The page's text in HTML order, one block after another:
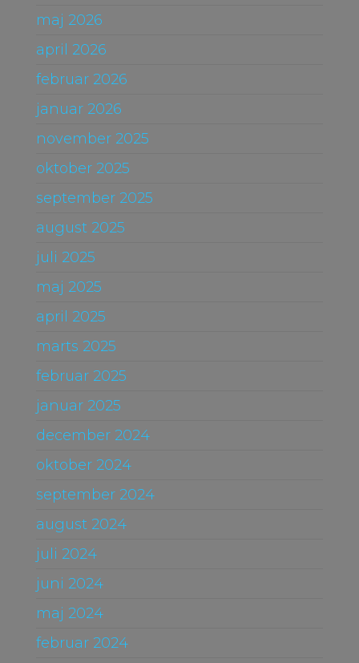
maj 2026
april 2026
februar 2026
januar 2026
november 2025
oktober 2025
september 2025
august 2025
juli 2025
maj 2025
april 2025
marts 2025
februar 2025
januar 2025
december 2024
oktober 2024
september 2024
august 2024
juli 2024
juni 2024
maj 2024
februar 2024